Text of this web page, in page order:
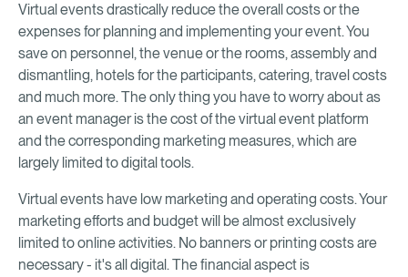
Virtual events drastically reduce the overall costs or the
expenses for planning and implementing your event. You
save on personnel, the venue or the rooms, assembly and
dismantling, hotels for the participants, catering, travel costs
and much more. The only thing you have to worry about as
an event manager is the cost of the virtual event platform
and the corresponding marketing measures, which are
largely limited to digital tools.
Virtual events have low marketing and operating costs. Your
marketing efforts and budget will be almost exclusively
limited to online activities. No banners or printing costs are
necessary - it's all digital. The financial aspect is